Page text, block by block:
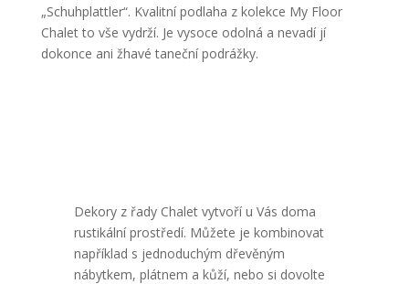
„Schuhplattler“. Kvalitní podlaha z kolekce My Floor
Chalet to vše vydrží. Je vysoce odolná a nevadí jí
dokonce ani žhavé taneční podrážky.
Dekory z řady Chalet vytvoří u Vás doma
rustikální prostředí. Můžete je kombinovat
například s jednoduchým dřevěným
nábytkem, plátnem a kůží, nebo si dovolte